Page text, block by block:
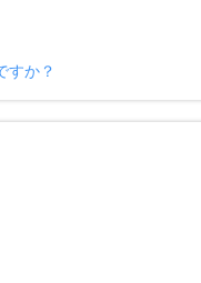
すか？